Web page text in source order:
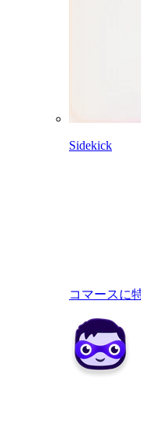
Sidekick
コマースに